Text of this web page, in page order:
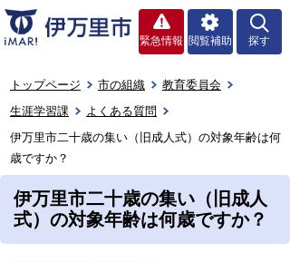
緊急情報 閲覧補助 探す
トップページ 市の組織
教育委員会
生涯学習課
よくある質問
伊万里市二十歳の集い（旧成人式）の対象年齢は何
歳ですか？
伊万里市二十歳の集い（旧成人
式）の対象年齢は何歳ですか？